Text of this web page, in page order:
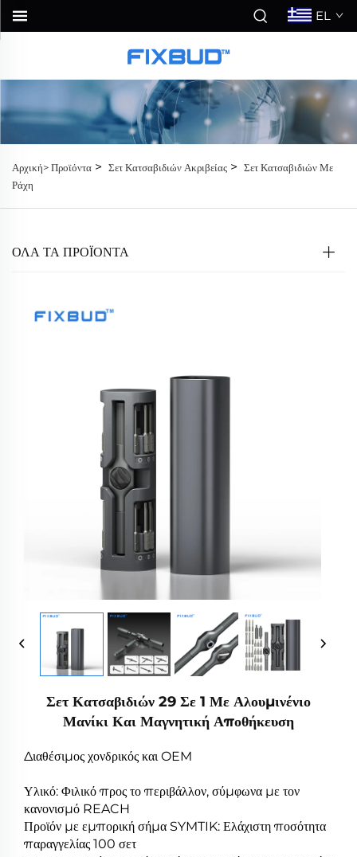
EL
Αρχική>Προϊόντα > Σετ Κατσαβιδιών Ακριβείας > Σετ Κατσαβιδιών Με
Ράχη
ΟΛΑ ΤΑ ΠΡΟΪΟΝΤΑ
Σετ Κατσαβιδιών 29 Σε 1 Με Αλουμινένιο
Μανίκι Και Μαγνητική Αποθήκευση
Διαθέσιμος χονδρικός και OEM
Υλικό: Φιλικό προς το περιβάλλον, σύμφωνα με τον
κανονισμό REACH
Προϊόν με εμπορική σήμα SYMTIK: Ελάχιστη ποσότητα
παραγγελίας 100 σετ